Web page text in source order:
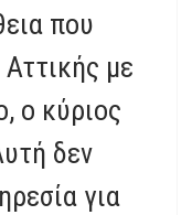
που
με
ο κύριος
δεν
για